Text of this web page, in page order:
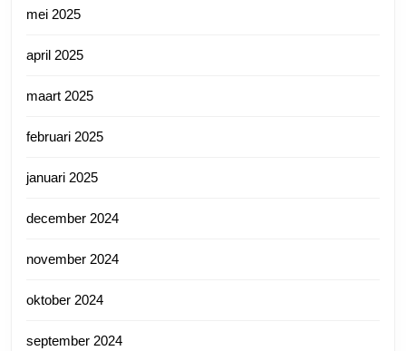
mei 2025
april 2025
maart 2025
februari 2025
januari 2025
december 2024
november 2024
oktober 2024
september 2024